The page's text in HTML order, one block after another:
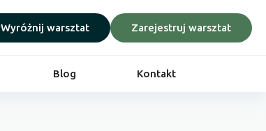
Wyróżnij warsztat Zarejestruj warsztat
Blog Kontakt